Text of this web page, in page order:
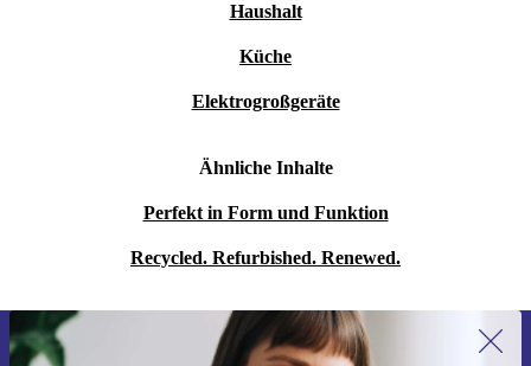
Haushalt
Küche
Elektrogroßgeräte
Ähnliche Inhalte
Perfekt in Form und Funktion
Recycled. Refurbished. Renewed.
Erstmals zum Newsletter anmelden,